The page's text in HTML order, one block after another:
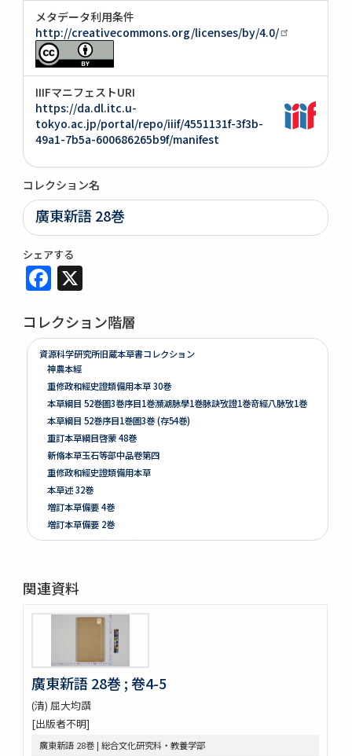
メタデータ利用条件
http://creativecommons.org/licenses/by/4.0/
IIIFマニフェストURI
https://da.dl.itc.u-
tokyo.ac.jp/portal/repo/iiif/4551131f-3f3b-
49a1-7b5a-600686265b9f/manifest
コレクション名
廣東新語 28巻
シェアする
Facebook
コレクション階層
資源科学研究所旧蔵本草書コレクション
神農本經
重修政和經史證類備用本草 30巻
本草綱目 52巻圖3巻序目1巻瀕湖脉學1巻脉訣攷證1巻竒經八脉攷1巻
本草綱目 52巻序目1巻圖3巻 (存54巻)
重訂本草綱目啓蒙 48巻
新脩本草玉石等部中品卷第四
重修政和經史證類備用本草
本草述 32巻
増訂本草備要 4巻
増訂本草備要 2巻
本草彙言 20巻 (存15巻)
昆蟲草木略 2巻
爾雅註疏 11巻
格致鏡原 100巻
藥性本草約言 4巻
開拓使官園動植品類簿
救荒野譜 1巻補遺1巻坿救荒辟穀諸方
灌園草木識 6巻
南方草木状 3巻坿桂海草木志
関連資料
廣東新語 28巻 ; 卷4-5
(清) 屈大均譔
[出版者不明]
廣東新語 28巻 | 総合文化研究科・教養学部